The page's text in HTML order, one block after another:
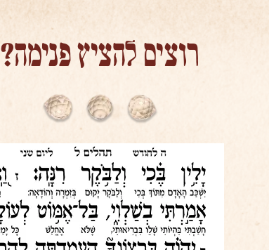
רוצים להציץ פנימה?